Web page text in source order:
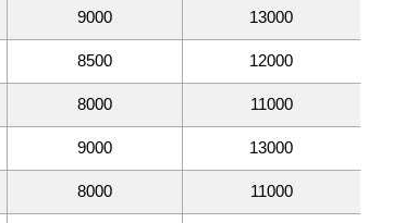
9000 13000
8500 12000
8000 11000
9000 13000
8000 11000